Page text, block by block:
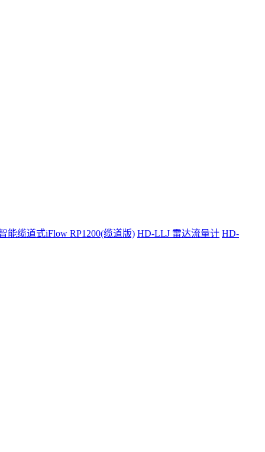
能缆道式iFlow RP1200(缆道版) HD-LLJ 雷达流量计 HD-